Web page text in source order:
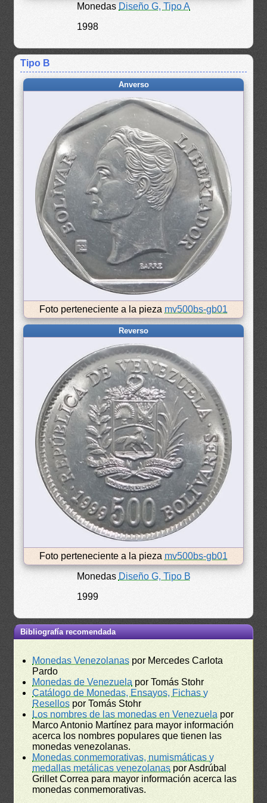
Monedas Diseño G, Tipo A
1998
Tipo B
Anverso
Foto perteneciente a la pieza mv500bs-gb01
Reverso
Foto perteneciente a la pieza mv500bs-gb01
Monedas Diseño G, Tipo B
1999
Bibliografía recomendada
Monedas Venezolanas por Mercedes Carlota
Pardo
Monedas de Venezuela por Tomás Stohr
Catálogo de Monedas, Ensayos, Fichas y
Resellos por Tomás Stohr
Los nombres de las monedas en Venezuela por
Marco Antonio Martínez para mayor información
acerca los nombres populares que tienen las
monedas venezolanas.
Monedas conmemorativas, numismáticas y
medallas metálicas venezolanas por Asdrúbal
Grillet Correa para mayor información acerca las
monedas conmemorativas.